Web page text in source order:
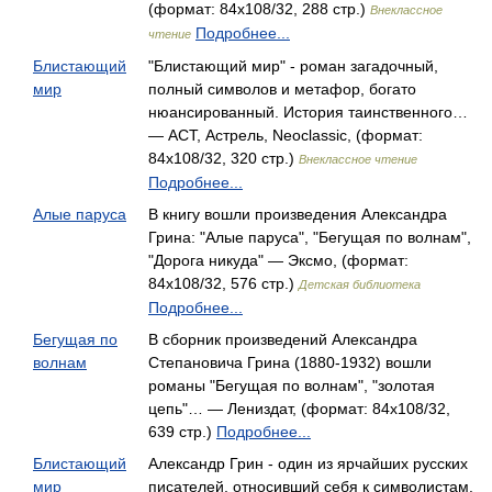
(формат: 84x108/32, 288 стр.) Внеклассное
чтение Подробнее...
Блистающий
мир
"Блистающий мир" - роман загадочный,
полный символов и метафор, богато
нюансированный. История таинственного…
— АСТ, Астрель, Neoclassic, (формат:
84x108/32, 320 стр.) Внеклассное чтение
Подробнее...
Алые паруса
В книгу вошли произведения Александра
Грина: "Алые паруса", "Бегущая по волнам",
"Дорога никуда" — Эксмо, (формат:
84x108/32, 576 стр.) Детская библиотека
Подробнее...
Бегущая по
волнам
В сборник произведений Александра
Степановича Грина (1880-1932) вошли
романы "Бегущая по волнам", "золотая
цепь"… — Лениздат, (формат: 84x108/32,
639 стр.) Подробнее...
Блистающий
мир
Александр Грин - один из ярчайших русских
писателей, относивший себя к символистам.